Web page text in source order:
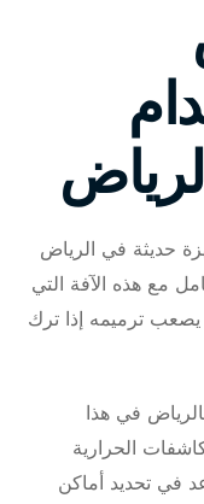
حديثة في الرياض
مع هذه الآفة التي
ترميمه إذا ترك
في هذا
الحرارية
في تحديد أماكن